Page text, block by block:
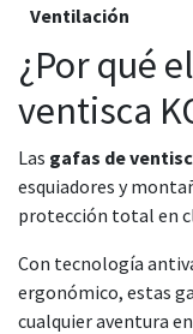
Ventilación
¿Por qué
ventisca
Las gafas de
esquiadores y
protección total en
Con tecnología
ergonómico, estas
cualquier aventura